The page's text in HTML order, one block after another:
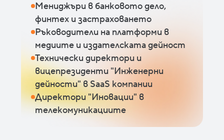
Мениджъри в банковото дело,
финтех и застраховането
Ръководители на платформи в
медиите и издателската дейност
Технически директори и
вицепрезиденти "Инженерни
дейности" в SaaS компании
Директори "Иновации" в
телекомуникациите